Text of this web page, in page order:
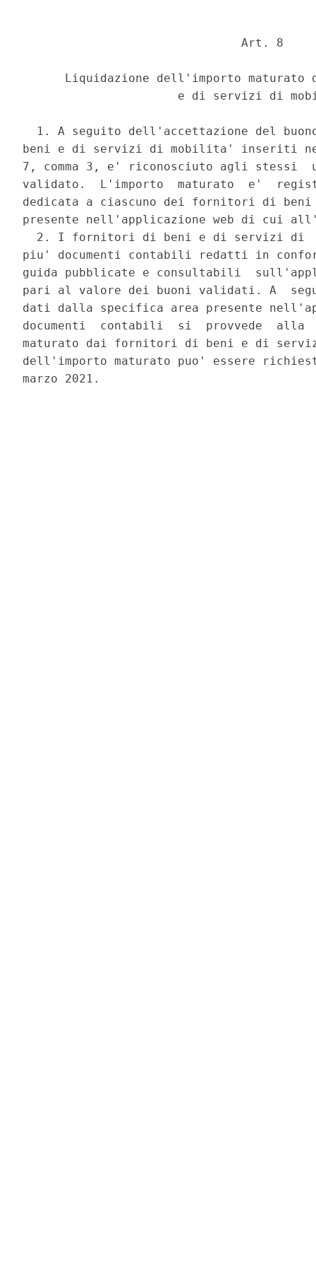
                               Art. 8
Liquidazione dell'importo maturato
e di servizi di
1. A seguito dell'accettazione del
beni e di servizi di mobilita' inseriti
7, comma 3, e' riconosciuto agli stessi
validato.  L'importo  maturato  e'
dedicata a ciascuno dei fornitori di
presente nell'applicazione web di cui
2. I fornitori di beni e di servizi di
piu' documenti contabili redatti in
guida pubblicate e consultabili
pari al valore dei buoni validati. A
dati dalla specifica area presente
documenti  contabili  si  provvede
maturato dai fornitori di beni e di
dell'importo maturato puo' essere